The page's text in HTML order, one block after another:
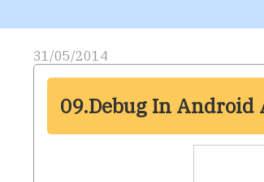
31/05/2014
09.Debug In Android